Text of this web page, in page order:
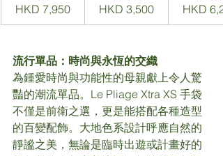
HKD 7,950
HKD 3,500
HKD
流行單品：時尚與永恆的交織
為鍾愛時尚與功能性的母親獻上令人驚
豔的潮流單品。Le Pliage Xtra XS 手袋
不僅是前衛之選，更是能搭配各種造型
的百變配飾。大地色系設計呼應自然的
靜謐之美，無論是臨時出遊或計畫好的